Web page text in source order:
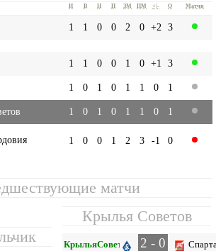
И В Н П ЗМ ПМ +|- О Матчи
1 1 0 0 2 0 +2
3
1 1 0 0 1 0 +1 3
1 0 1 0 1 1 0 1
1 0 1 0 1 1 0 1
1 0 0 1 2 3 -1 0
матчи
Крылья Советов
КрыльяСоветов 2 - 0